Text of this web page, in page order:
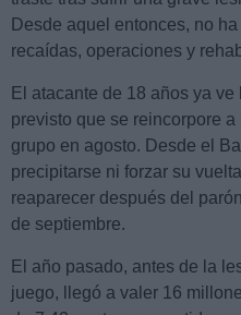
Desde aquel entonces, no
recaídas, operaciones y
El atacante de 18 años ya
previsto que se reincorpore a
grupo en agosto. Desde el
precipitarse ni forzar su
reaparecer después del
de septiembre.
El año pasado, antes de la
juego, llegó a valer 16